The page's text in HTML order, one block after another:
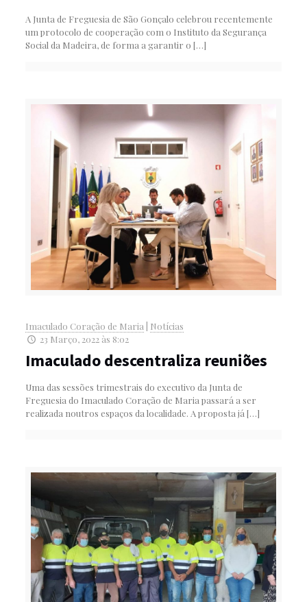
A Junta de Freguesia de São Gonçalo celebrou recentemente
um protocolo de cooperação com o Instituto da Segurança
Social da Madeira, de forma a garantir o […]
Imaculado Coração de Maria
Notícias
23 Março, 2022 às 8:02
Imaculado descentraliza reuniões
Uma das sessões trimestrais do executivo da Junta de
Freguesia do Imaculado Coração de Maria passará a ser
realizada noutros espaços da localidade. A proposta já […]